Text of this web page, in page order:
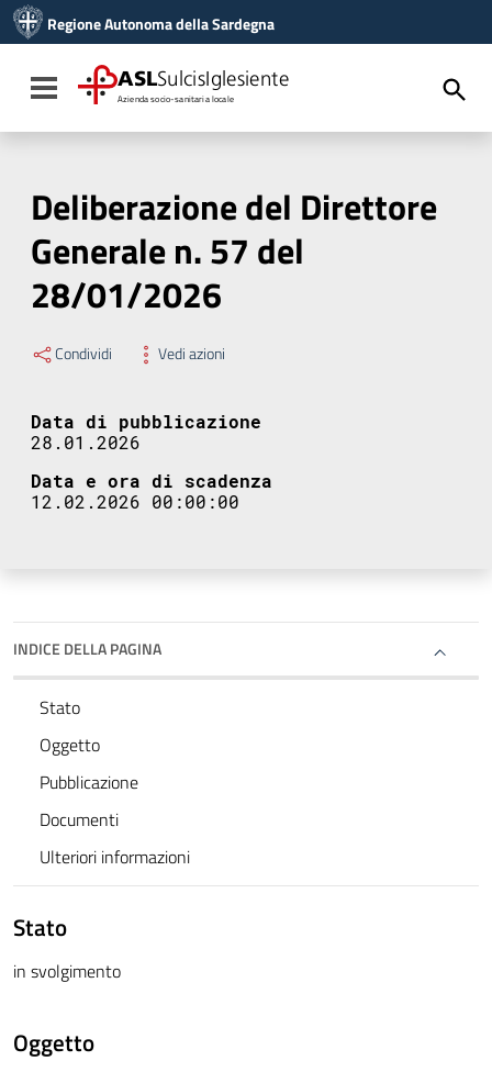
Vai al menu di navigazione
Vai al footer
Regione Autonoma della Sardegna
Toggle navigation
ASLSulcisIglesiente
Azienda socio-sanitaria locale
Deliberazione del Direttore
Generale n. 57 del
28/01/2026
Condividi Vedi azioni
Data di pubblicazione
28.01.2026
Data e ora di scadenza
12.02.2026 00:00:00
INDICE DELLA PAGINA
Stato
Oggetto
Pubblicazione
Documenti
Ulteriori informazioni
Stato
in svolgimento
Oggetto